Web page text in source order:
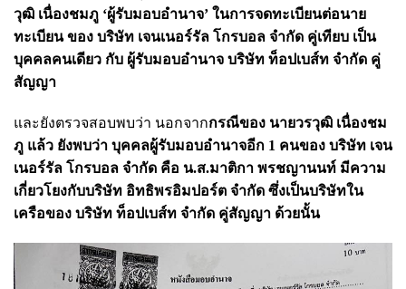
วุฒิ เนื่องชมภู ‘ผู้รับมอบอำนาจ’ ในการจดทะเบียนต่อนาย
ทะเบียน ของ บริษัท เจนเนอร์รัล โกรบอล จำกัด คู่เทียบ เป็น
บุคคลคนเดียว กับ ผู้รับมอบอำนาจ บริษัท ท็อปเบส์ท จำกัด คู่
สัญญา
และยังตรวจสอบพบว่า นอกจากกรณีของ นายวรวุฒิ เนื่องชม
ภู แล้ว ยังพบว่า บุคคลผู้รับมอบอำนาจอีก 1 คนของ บริษัท เจน
เนอร์รัล โกรบอล จำกัด คือ น.ส.มาติกา พรชญานนท์ มีความ
เกี่ยวโยงกับบริษัท อิทธิพรอิมปอร์ต จำกัด ซึ่งเป็นบริษัทใน
เครือของ บริษัท ท็อปเบส์ท จำกัด คู่สัญญา ด้วยนั้น